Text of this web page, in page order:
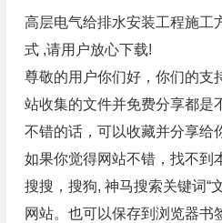
高层电气给排水安装工程施工
式 ,请用户放心下载!
尊敬的用户你们好，你们的支
站收集的文件并免费分享都是
不错的话，可以收藏并分享给
如果你觉得网站不错，找不到
搜搜，搜狗, 神马搜索关键词“
网站。也可以保存到浏览器书